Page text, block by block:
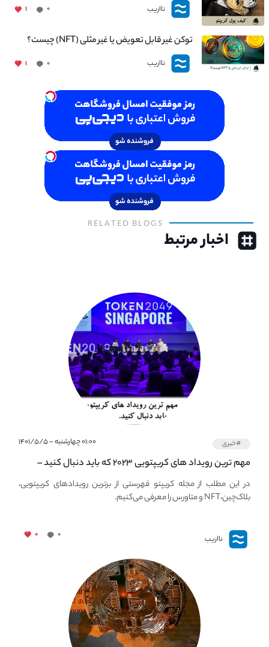
نااریب ۰ ۱
توکن غیر قابل تعویض یا غیر مثلی (NFT) چیست؟
نااریب ۰ ۱
RELATED BLOGS
اخبار مرتبط
#خبری ۰۱:۰۰ چهارشنبه - ۱۴۰۱/۵/۵
مهم ترین رویداد های کریپتویی ۲۰۲۳ که باید دنبال کنید –
معرفی بهترین رویداد های جهانی
در این مطلب از مجله کریپتو فهرستی از برترین رویدادهای کریپتویی،
بلاک‌چین،NFT و متاورس را معرفی می‌کنیم.
نااریب ۰ ۰